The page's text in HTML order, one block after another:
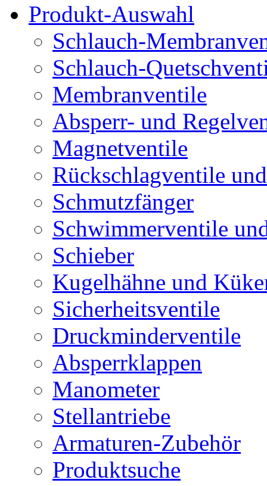
Produkt-Auswahl
Schlauch-
Schlauch-
Membranventile
Absperr- und
Magnetventile
Rückschlagventile
Schmutzfänger
Schwimmerventile
Schieber
Kugelhähne und
Sicherheitsventile
Druckminderventile
Absperrklappen
Manometer
Stellantriebe
Armaturen-Zubehör
Produktsuche